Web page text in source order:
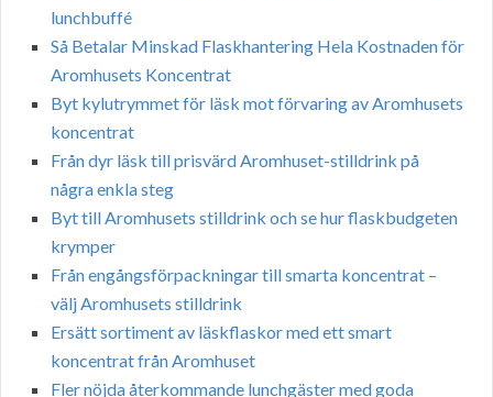
lunchbuffé
Så Betalar Minskad Flaskhantering Hela Kostnaden för
Aromhusets Koncentrat
Byt kylutrymmet för läsk mot förvaring av Aromhusets
koncentrat
Från dyr läsk till prisvärd Aromhuset-stilldrink på
några enkla steg
Byt till Aromhusets stilldrink och se hur flaskbudgeten
krymper
Från engångsförpackningar till smarta koncentrat –
välj Aromhusets stilldrink
Ersätt sortiment av läskflaskor med ett smart
koncentrat från Aromhuset
Fler nöjda återkommande lunchgäster med goda